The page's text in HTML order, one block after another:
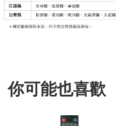
你可能也喜歡